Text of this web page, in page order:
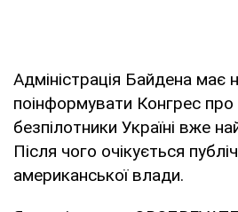
Адміністрація Байдена має
поінформувати Конгрес
безпілотники Україні вже
Після чого очікується
американської влади.